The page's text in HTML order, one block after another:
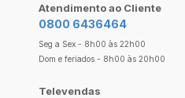
Atendimento ao Cliente
0800 6436464
Seg a Sex - 8h00 às 22h00
Dom e feriados - 8h00 às 20h00
Televendas